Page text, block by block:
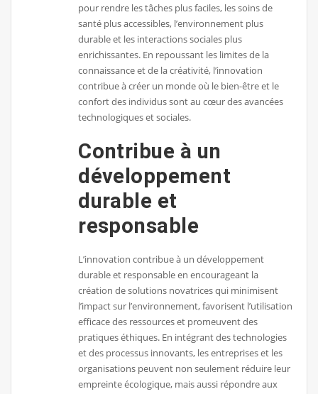
pour rendre les tâches plus faciles, les soins de
santé plus accessibles, l’environnement plus
durable et les interactions sociales plus
enrichissantes. En repoussant les limites de la
connaissance et de la créativité, l’innovation
contribue à créer un monde où le bien-être et le
confort des individus sont au cœur des avancées
technologiques et sociales.
Contribue à un
développement
durable et
responsable
L’innovation contribue à un développement
durable et responsable en encourageant la
création de solutions novatrices qui minimisent
l’impact sur l’environnement, favorisent l’utilisation
efficace des ressources et promeuvent des
pratiques éthiques. En intégrant des technologies
et des processus innovants, les entreprises et les
organisations peuvent non seulement réduire leur
empreinte écologique, mais aussi répondre aux